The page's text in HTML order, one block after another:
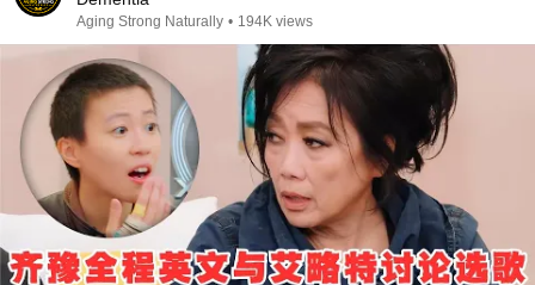
Aging Strong Naturally • 194K views